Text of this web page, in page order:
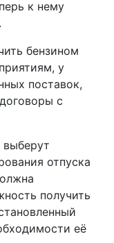
к нему
бензином
у
поставок,
с
отпуска
получить
её